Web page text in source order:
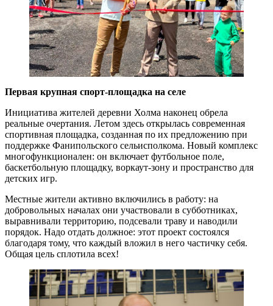
Первая крупная спорт-площадка на селе
Инициатива жителей деревни Холма наконец обрела
реальные очертания. Летом здесь открылась современная
спортивная площадка, созданная по их предложению при
поддержке Фанипольского сельисполкома. Новый комплекс
многофункционален: он включает футбольное поле,
баскетбольную площадку, воркаут-зону и пространство для
детских игр.
Местные жители активно включились в работу: на
добровольных началах они участвовали в субботниках,
выравнивали территорию, подсевали траву и наводили
порядок. Надо отдать должное: этот проект состоялся
благодаря тому, что каждый вложил в него частичку себя.
Общая цель сплотила всех!